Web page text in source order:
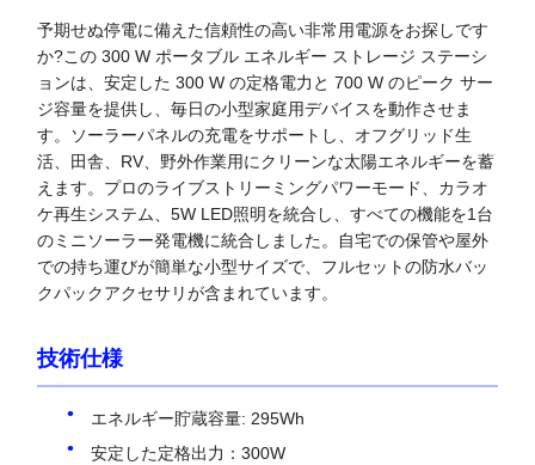
予期せぬ停電に備えた信頼性の高い非常用電源をお探しです
か?この 300 W ポータブル エネルギー ストレージ ステーシ
ョンは、安定した 300 W の定格電力と 700 W のピーク サー
ジ容量を提供し、毎日の小型家庭用デバイスを動作させま
す。ソーラーパネルの充電をサポートし、オフグリッド生
活、田舎、RV、野外作業用にクリーンな太陽エネルギーを蓄
えます。プロのライブストリーミングパワーモード、カラオ
ケ再生システム、5W LED照明を統合し、すべての機能を1台
のミニソーラー発電機に統合しました。自宅での保管や屋外
での持ち運びが簡単な小型サイズで、フルセットの防水バッ
クパックアクセサリが含まれています。
技術仕様
エネルギー貯蔵容量: 295Wh
安定した定格出力：300W